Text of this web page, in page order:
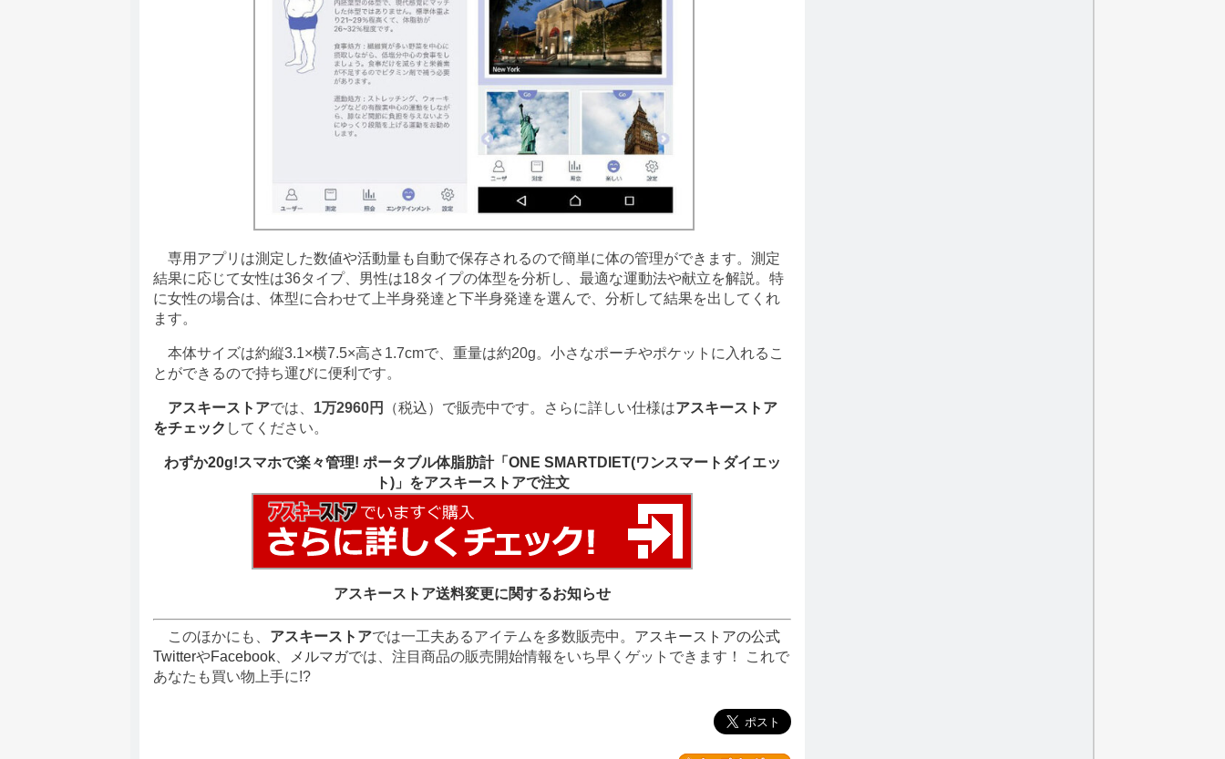
専用アプリは測定した数値や活動量も自動で保存されるので簡単に体の管理ができます。測定
結果に応じて女性は36タイプ、男性は18タイプの体型を分析し、最適な運動法や献立を解説。特
に女性の場合は、体型に合わせて上半身発達と下半身発達を選んで、分析して結果を出してくれ
ます。
本体サイズは約縦3.1×横7.5×高さ1.7cmで、重量は約20g。小さなポーチやポケットに入れるこ
とができるので持ち運びに便利です。
アスキーストアでは、 1万2960円 （税込）で販売中です。さらに詳しい仕様はアスキーストア
をチェック してください。
わずか20g!スマホで楽々管理! ポータブル体脂肪計「ONE SMARTDIET(ワンスマートダイエッ
ト)」をアスキーストアで注文
アスキーストア送料変更に関するお知らせ
このほかにも、 アスキーストアでは一工夫あるアイテムを多数販売中。 アスキーストアの公式
TwitterやFacebook メルマガでは、注目商品の販売開始情報をいち早くゲットできます！ これで
あなたも買い物上手に!?